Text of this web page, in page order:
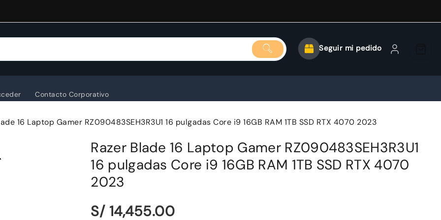
Seguir mi pedido
Contacto Corporativo
16 Laptop Gamer RZ090483SEH3R3U1 16 pulgadas Core i9 16GB RAM 1TB SSD RTX 4070 2023
Razer Blade 16 Laptop Gamer RZ090483SEH3R3U1
16 pulgadas Core i9 16GB RAM 1TB SSD RTX 4070
2023
S/ 14,455.00